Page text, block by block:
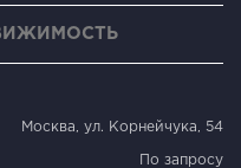
Москва, ул. Корнейчука, 54
По запросу